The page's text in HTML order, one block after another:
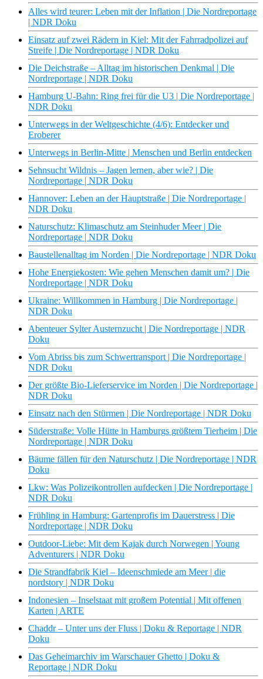
Alles wird teurer: Leben mit der Inflation | Die Nordreportage
| NDR Doku
Einsatz auf zwei Rädern in Kiel: Mit der Fahrradpolizei auf
Streife | Die Nordreportage | NDR Doku
Die Deichstraße – Alltag im historischen Denkmal | Die
Nordreportage | NDR Doku
Hamburg U-Bahn: Ring frei für die U3 | Die Nordreportage |
NDR Doku
Unterwegs in der Weltgeschichte (4/6): Entdecker und
Eroberer
Unterwegs in Berlin-Mitte | Menschen und Berlin entdecken
Sehnsucht Wildnis – Jagen lernen, aber wie? | Die
Nordreportage | NDR Doku
Hannover: Leben an der Hauptstraße | Die Nordreportage |
NDR Doku
Naturschutz: Klimaschutz am Steinhuder Meer | Die
Nordreportage | NDR Doku
Baustellenalltag im Norden | Die Nordreportage | NDR Doku
Hohe Energiekosten: Wie gehen Menschen damit um? | Die
Nordreportage | NDR Doku
Ukraine: Willkommen in Hamburg | Die Nordreportage |
NDR Doku
Abenteuer Sylter Austernzucht | Die Nordreportage | NDR
Doku
Vom Abriss bis zum Schwertransport | Die Nordreportage |
NDR Doku
Der größte Bio-Lieferservice im Norden | Die Nordreportage |
NDR Doku
Einsatz nach den Stürmen | Die Nordreportage | NDR Doku
Süderstraße: Volle Hütte in Hamburgs größtem Tierheim | Die
Nordreportage | NDR Doku
Bäume fällen für den Naturschutz | Die Nordreportage | NDR
Doku
Lkw: Was Polizeikontrollen aufdecken | Die Nordreportage |
NDR Doku
Frühling in Hamburg: Gartenprofis im Dauerstress | Die
Nordreportage | NDR Doku
Outdoor-Liebe: Mit dem Kajak durch Norwegen | Young
Adventurers | NDR Doku
Die Strandfabrik Kiel – Ideenschmiede am Meer | die
nordstory | NDR Doku
Indonesien – Inselstaat mit großem Potential | Mit offenen
Karten | ARTE
Chaddr – Unter uns der Fluss | Doku & Reportage | NDR
Doku
Das Geheimarchiv im Warschauer Ghetto | Doku &
Reportage | NDR Doku